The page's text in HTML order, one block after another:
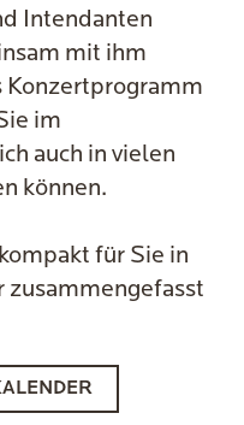
Intendanten
mit ihm
Konzertprogramm
im
auch in vielen
können.
für Sie in
zusammengefasst